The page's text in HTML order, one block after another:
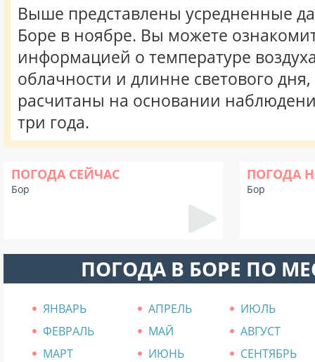
Выше представлены усредненные
Боре в ноябре. Вы можете
информацией о температуре
облачности и длинне светового
расчитаны на основании
три года.
ПОГОДА СЕЙЧАС
Бор
ПОГОДА
Бор
ПОГОДА В БОРЕ ПО
ЯНВАРЬ АПРЕЛЬ
ИЮЛЬ
ФЕВРАЛЬ
МАЙ
АВГУСТ
МАРТ
ИЮНЬ СЕНТЯБРЬ